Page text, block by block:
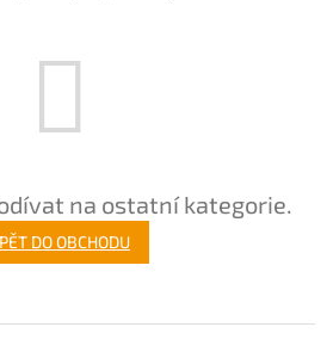
na ostatní kategorie.
DO OBCHODU